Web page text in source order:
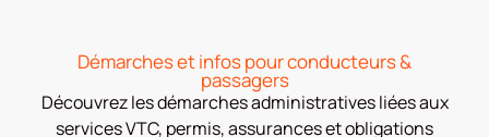
Démarches et infos pour conducteurs &
passagers
Découvrez les démarches administratives liées aux
services VTC, permis, assurances et obligations